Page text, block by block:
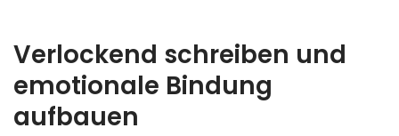
Verlockend schreiben und
emotionale Bindung
aufbauen